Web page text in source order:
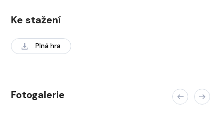
Ke stažení
Plná hra
Fotogalerie